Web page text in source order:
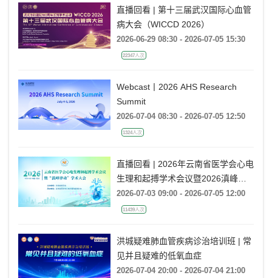
题会
直播回看 | 第十三届武汉国际心血管
病大会（WICCD 2026）
2026-06-29 08:30 - 2026-07-05 15:30
22347人次
Webcast丨2026 AHS Research
Summit
2026-07-04 08:30 - 2026-07-05 12:50
1324人次
直播回看 | 2026年云南省医学会心电
生理和起搏学术会议暨2026滇峰律
动学术大会
2026-07-03 09:00 - 2026-07-05 12:00
11439人次
洪城疑难肺血管疾病诊治培训班 | 常
见并且疑难的低氧血症
2026-07-04 20:00 - 2026-07-04 21:00